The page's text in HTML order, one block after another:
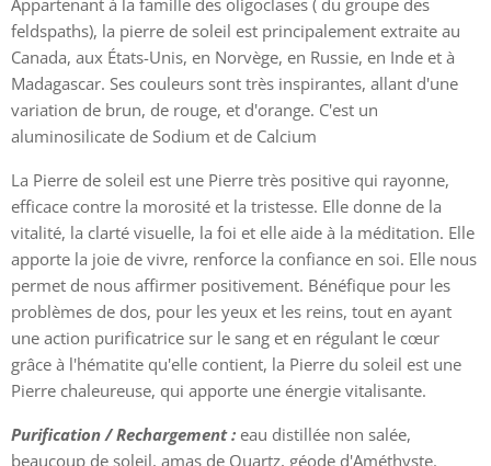
Appartenant à la famille des oligoclases ( du groupe des
feldspaths), la pierre de soleil est principalement extraite au
Canada, aux États-Unis, en Norvège, en Russie, en Inde et à
Madagascar. Ses couleurs sont très inspirantes, allant d'une
variation de brun, de rouge, et d'orange. C'est un
aluminosilicate de Sodium et de Calcium
La Pierre de soleil est une Pierre très positive qui rayonne,
efficace contre la morosité et la tristesse. Elle donne de la
vitalité, la clarté visuelle, la foi et elle aide à la méditation. Elle
apporte la joie de vivre, renforce la confiance en soi. Elle nous
permet de nous affirmer positivement. Bénéfique pour les
problèmes de dos, pour les yeux et les reins, tout en ayant
une action purificatrice sur le sang et en régulant le cœur
grâce à l'hématite qu'elle contient, la Pierre du soleil est une
Pierre chaleureuse, qui apporte une énergie vitalisante.
Purification / Rechargement : eau distillée non salée,
beaucoup de soleil, amas de Quartz, géode d'Améthyste.